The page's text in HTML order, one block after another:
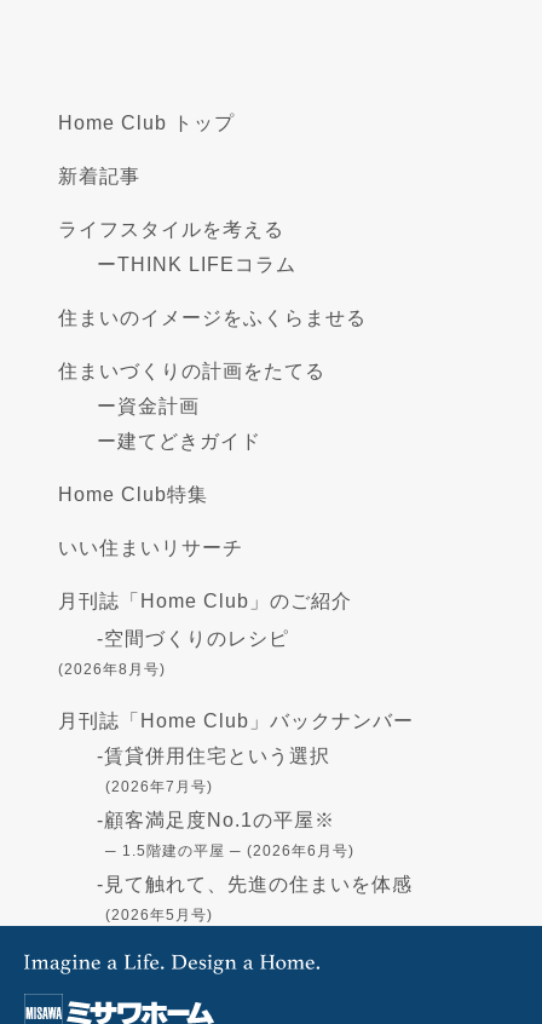
Home Club トップ
新着記事
ライフスタイルを考える
ーTHINK LIFEコラム
住まいのイメージをふくらませる
住まいづくりの計画をたてる
ー資金計画
ー建てどきガイド
Home Club特集
いい住まいリサーチ
月刊誌「Home Club」のご紹介
-空間づくりのレシピ
(2026年8月号)
月刊誌「Home Club」バックナンバー
-賃貸併用住宅という選択
(2026年7月号)
-顧客満足度No.1の平屋※
─ 1.5階建の平屋 ─ (2026年6月号)
- 見て触れて、先進の住まいを体感
(2026年5月号)
(2026年4月号)
-住まいづくりの資金